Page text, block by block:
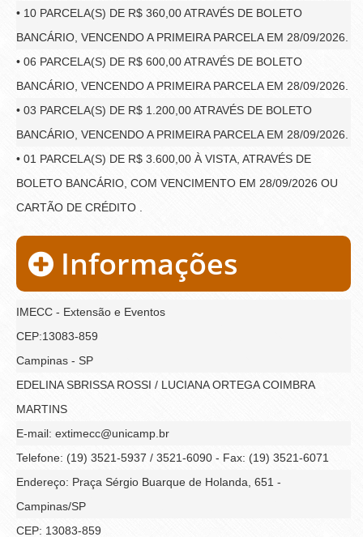
• 10 PARCELA(S) DE R$ 360,00 ATRAVÉS DE BOLETO
BANCÁRIO, VENCENDO A PRIMEIRA PARCELA EM 28/09/2026.
• 06 PARCELA(S) DE R$ 600,00 ATRAVÉS DE BOLETO
BANCÁRIO, VENCENDO A PRIMEIRA PARCELA EM 28/09/2026.
• 03 PARCELA(S) DE R$ 1.200,00 ATRAVÉS DE BOLETO
BANCÁRIO, VENCENDO A PRIMEIRA PARCELA EM 28/09/2026.
• 01 PARCELA(S) DE R$ 3.600,00 À VISTA, ATRAVÉS DE
BOLETO BANCÁRIO, COM VENCIMENTO EM 28/09/2026 OU
CARTÃO DE CRÉDITO .
Informações
IMECC - Extensão e Eventos
CEP:13083-859
Campinas - SP
EDELINA SBRISSA ROSSI / LUCIANA ORTEGA COIMBRA
MARTINS
E-mail: extimecc@unicamp.br
Telefone: (19) 3521-5937 / 3521-6090 - Fax: (19) 3521-6071
Endereço: Praça Sérgio Buarque de Holanda, 651 -
Campinas/SP
CEP: 13083-859